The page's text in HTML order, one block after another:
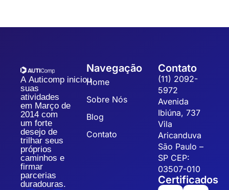
A Auticomp iniciou
suas
atividades
em Março de
2014 com
um forte
desejo de
trilhar seus
próprios
caminhos e
firmar
parcerias
duradouras.
Navegação
Home
Sobre Nós
Blog
Contato
Contato
(11) 2092-
5972
Avenida
Ibiúna, 737
Vila
Aricanduva
São Paulo –
SP CEP:
03507-010
Certificados